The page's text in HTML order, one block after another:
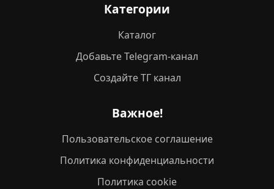
Категории
Каталог
Добавьте Telegram-канал
Создайте ТГ канал
Важное!
Пользовательское соглашение
Политика конфиденциальности
Политика cookie